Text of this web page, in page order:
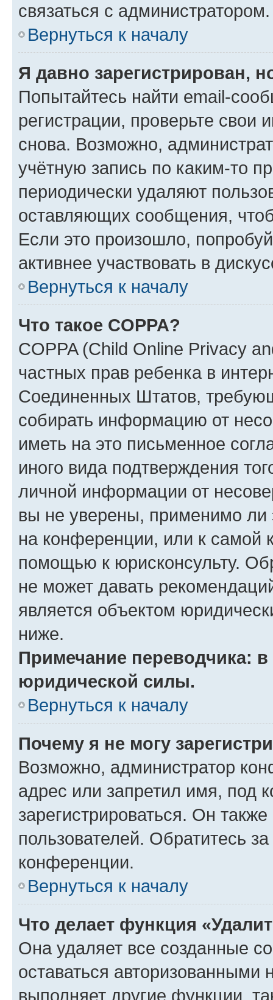
связаться с администратором.
Вернуться к началу
Я давно зарегистрирован,
Попытайтесь найти email-
регистрации, проверьте свои
снова. Возможно,
учётную запись по каким-то
периодически удаляют
оставляющих сообщения,
Если это произошло,
активнее участвовать в
Вернуться к началу
Что такое COPPA?
COPPA (Child Online Privacy
частных прав ребенка в
Соединенных Штатов,
собирать информацию от
иметь на это письменное
иного вида подтверждения
личной информации от
вы не уверены, применимо ли
на конференции, или к самой
помощью к юрисконсульту.
не может давать
является объектом
ниже.
Примечание переводчика:
юридической силы.
Вернуться к началу
Почему я не могу
Возможно, администратор
адрес или запретил имя, под
зарегистрироваться. Он
пользователей. Обратитесь
конференции.
Вернуться к началу
Что делает функция
Она удаляет все созданные
оставаться авторизованными
выполняет другие функции,